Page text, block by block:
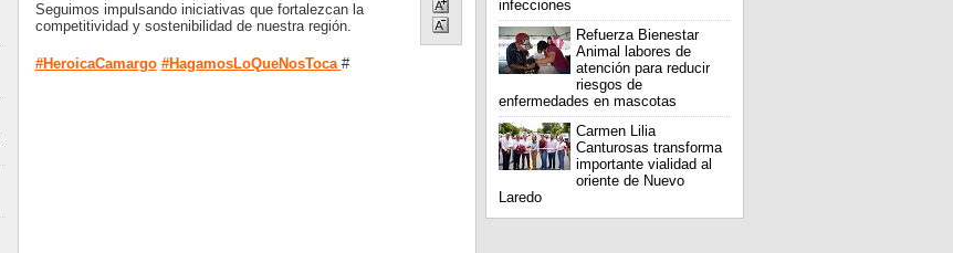
Seguimos impulsando iniciativas que fortalezcan la
competitividad y sostenibilidad de nuestra región.
#HeroicaCamargo #HagamosLoQueNosToca #
infecciones
Refuerza Bienestar
Animal labores de
atención para reducir
riesgos de
enfermedades en mascotas
Carmen Lilia
Canturosas transforma
importante vialidad al
oriente de Nuevo
Laredo